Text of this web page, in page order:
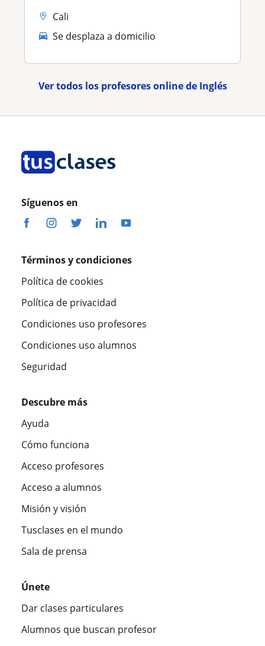
Cali
Se desplaza a domicilio
Ver todos los profesores online de Inglés
Síguenos en
Términos y condiciones
Política de cookies
Política de privacidad
Condiciones uso profesores
Condiciones uso alumnos
Seguridad
Descubre más
Ayuda
Cómo funciona
Acceso profesores
Acceso a alumnos
Misión y visión
Tusclases en el mundo
Sala de prensa
Únete
Dar clases particulares
Alumnos que buscan profesor